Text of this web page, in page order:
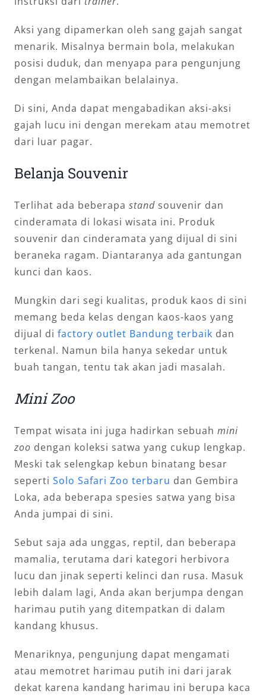
Aksi yang dipamerkan oleh sang gajah sangat
menarik. Misalnya bermain bola, melakukan
posisi duduk, dan menyapa para pengunjung
dengan melambaikan belalainya.
Di sini, Anda dapat mengabadikan aksi-aksi
gajah lucu ini dengan merekam atau memotret
dari luar pagar.
Belanja Souvenir
Terlihat ada beberapa standsouvenir dan
cinderamata di lokasi wisata ini. Produk
souvenir dan cinderamata yang dijual di sini
beraneka ragam. Diantaranya ada gantungan
kunci dan kaos.
Mungkin dari segi kualitas, produk kaos di sini
memang beda kelas dengan kaos-kaos yang
dijual di factory outlet Bandung terbaik dan
terkenal. Namun bila hanya sekedar untuk
buah tangan, tentu tak akan jadi masalah.
Mini Zoo
Tempat wisata ini juga hadirkan sebuah mini
zoo dengan koleksi satwa yang cukup lengkap.
Meski tak selengkap kebun binatang besar
seperti Solo Safari Zoo terbaru dan Gembira
Loka, ada beberapa spesies satwa yang bisa
Anda jumpai di sini.
Sebut saja ada unggas, reptil, dan beberapa
mamalia, terutama dari kategori herbivora
lucu dan jinak seperti kelinci dan rusa. Masuk
lebih dalam lagi, Anda akan berjumpa dengan
harimau putih yang ditempatkan di dalam
kandang khusus.
Menariknya, pengunjung dapat mengamati
atau memotret harimau putih ini dari jarak
dekat karena kandang harimau ini berupa kaca